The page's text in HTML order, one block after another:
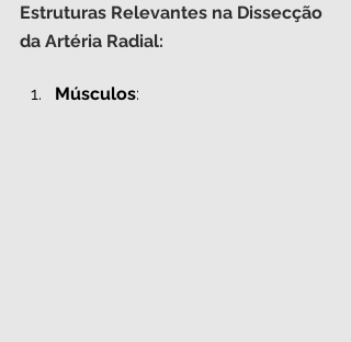
Estruturas Relevantes na Dissecção
da Artéria Radial:
Músculos: